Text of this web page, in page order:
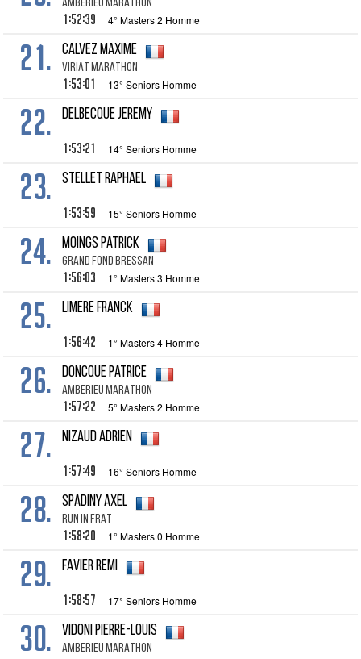
AMBERIEU MARATHON
1:52:39 4° Masters 2 Homme
21. CALVEZ Maxime
VIRIAT MARATHON
1:53:01 13° Seniors Homme
22. DELBECQUE Jeremy
1:53:21 14° Seniors Homme
23. STELLET Raphael
1:53:59 15° Seniors Homme
24. MOINGS Patrick
GRAND FOND BRESSAN
1:56:03 1° Masters 3 Homme
25. LIMERE Franck
1:56:42 1° Masters 4 Homme
26. DONCQUE Patrice
AMBERIEU MARATHON
1:57:22 5° Masters 2 Homme
27. NIZAUD Adrien
1:57:49 16° Seniors Homme
28. SPADINY Axel
RUN IN FRAT
1:58:20 1° Masters 0 Homme
29. FAVIER Remi
1:58:57 17° Seniors Homme
30. VIDONI Pierre-Louis
AMBERIEU MARATHON